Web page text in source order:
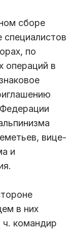
сборе
специалистов
по
операций в
вице-
и
в них
ч. командир